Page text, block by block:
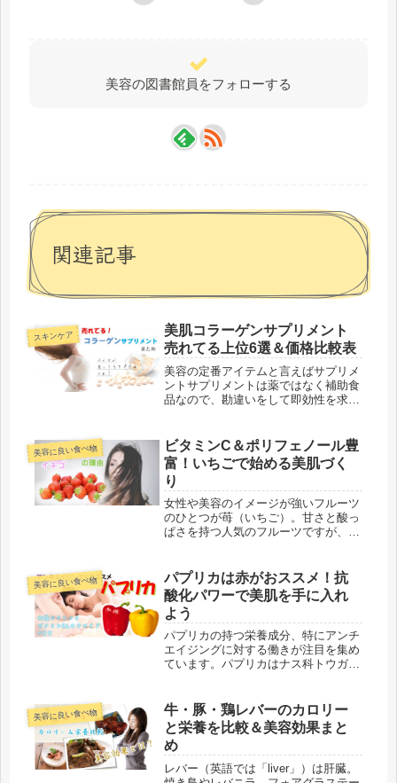
美容の図書館員をフォローする
関連記事
スキンケア
美肌コラーゲンサプリメント
売れてる上位6選＆価格比較表
美容の定番アイテムと言えばサプリメ
ントサプリメントは薬ではなく補助食
品なので、勘違いをして即効性を求め
不足する栄養を補うためならお手軽で
十分な量が得られるのでおススメ！優
秀...
美容に良い食べ物
ビタミンC＆ポリフェノール豊
富！いちごで始める美肌づく
り
女性や美容のイメージが強いフルーツ
のひとつが苺（いちご）。甘さと酸っ
ぱさを持つ人気のフルーツですが、実
維が豊富なので美肌づくりや便秘の悩
みにおススメです。記事ではもう少し
細...
美容に良い食べ物
パプリカは赤がおススメ！抗
酸化パワーで美肌を手に入れ
よう
パプリカの持つ栄養成分、特にアンチ
エイジングに対する働きが注目を集め
ています。パプリカはナス科トウガラ
いほどに記事化されていますが、種類
としては同じです。パプリカもピーマ
ン...
美容に良い食べ物
牛・豚・鶏レバーのカロリー
と栄養を比較＆美容効果まと
め
レバー（英語では「liver」）は肝臓。